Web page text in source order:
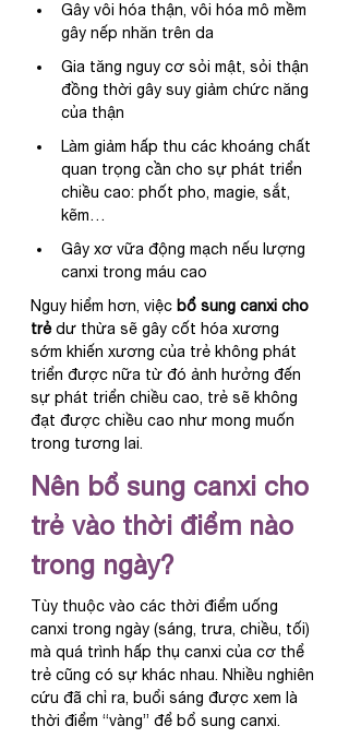
Gây vôi hóa thận, vôi hóa mô mềm
gây nếp nhăn trên da
Gia tăng nguy cơ sỏi mật, sỏi thận
đồng thời gây suy giảm chức năng
của thận
Làm giảm hấp thu các khoáng chất
quan trọng cần cho sự phát triển
chiều cao: phốt pho, magie, sắt,
kẽm…
Gây xơ vữa động mạch nếu lượng
canxi trong máu cao
Nguy hiểm hơn, việc bổ sung canxi cho
trẻ dư thừa sẽ gây cốt hóa xương
sớm khiến xương của trẻ không phát
triển được nữa từ đó ảnh hưởng đến
sự phát triển chiều cao, trẻ sẽ không
đạt được chiều cao như mong muốn
trong tương lai.
Nên bổ sung canxi cho
trẻ vào thời điểm nào
trong ngày?
Tùy thuộc vào các thời điểm uống
canxi trong ngày (sáng, trưa, chiều, tối)
mà quá trình hấp thụ canxi của cơ thể
trẻ cũng có sự khác nhau. Nhiều nghiên
cứu đã chỉ ra, buổi sáng được xem là
thời điểm “vàng” để bổ sung canxi.